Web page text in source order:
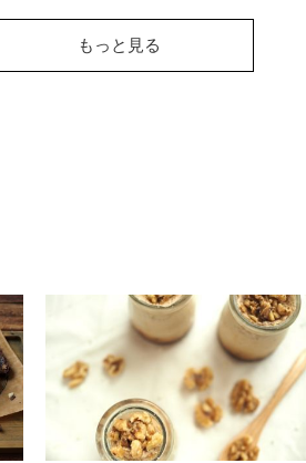
アップルスパイスくる
み入りトレイルミック
ス
もっと見る